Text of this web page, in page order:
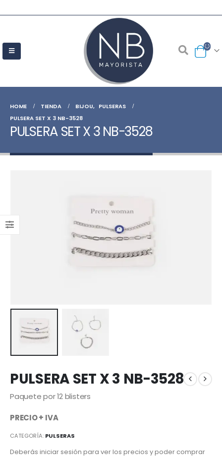
HOME TIENDA BIJOU, PULSERAS
PULSERA SET X 3 NB-3528
PULSERA SET X 3 NB-3528
PULSERA SET X 3 NB-3528
Paquete por 12 blisters
PRECIO + IVA
CATEGORÍA: PULSERAS
Deberás iniciar sesión para ver los precios y poder comprar